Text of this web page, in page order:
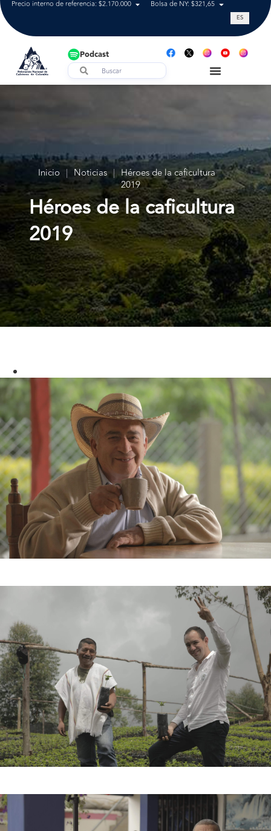
Precio interno de referencia: $2.170.000 Bolsa de NY: $321,65 Tasa de
ES
Podcast
Inicio | Noticias | Héroes de la caficultura
2019
Héroes de la caficultura
2019